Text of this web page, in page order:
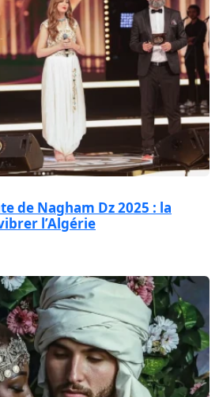
de Nagham Dz 2025 : la
l’Algérie